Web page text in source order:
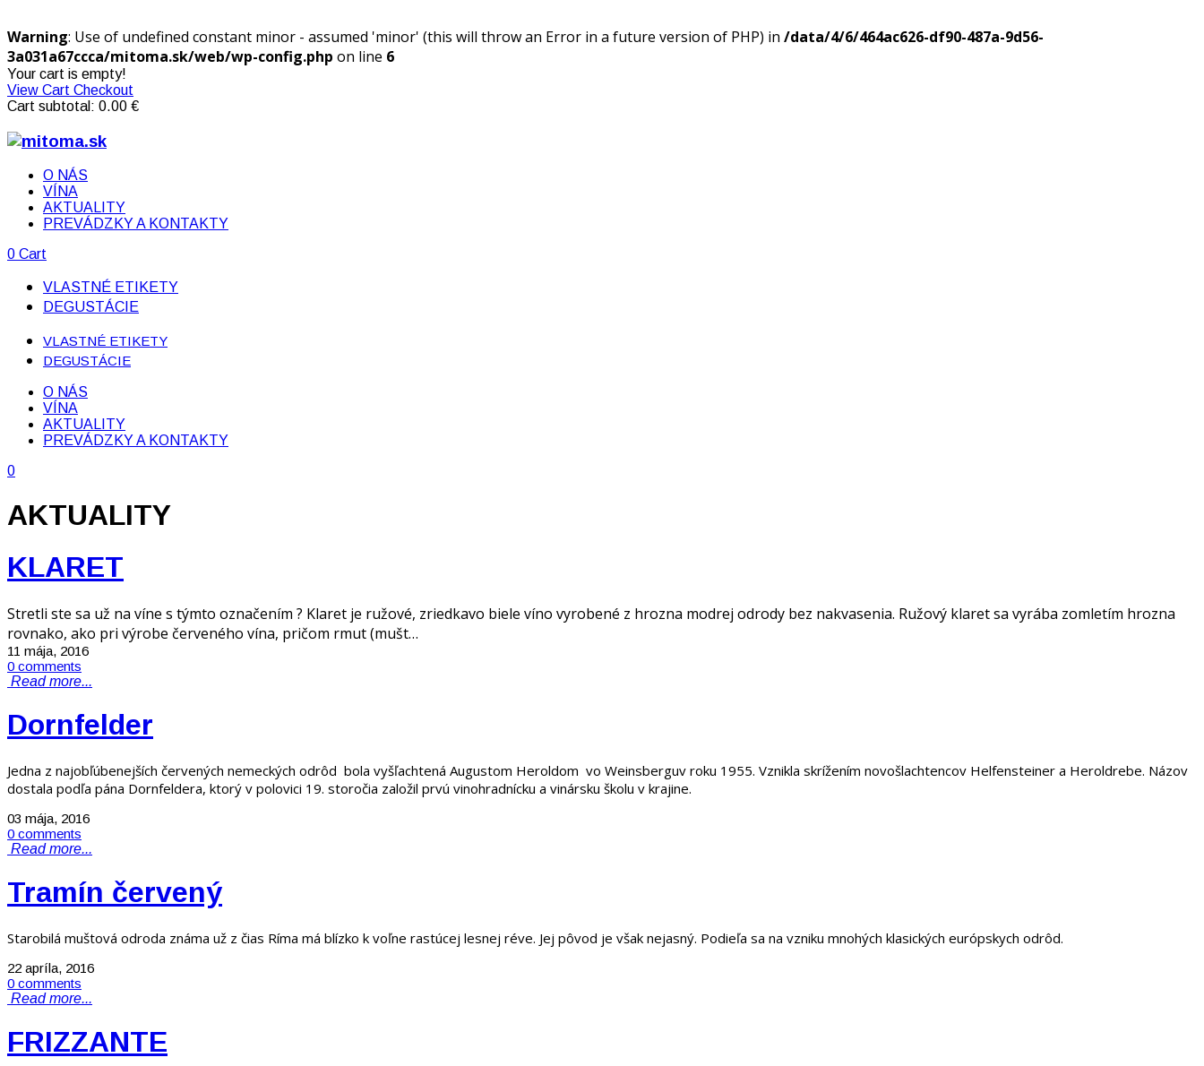
Warning: Use of undefined constant minor - assumed 'minor' (this will throw an Error in a future version of PHP) in /data/4/6/464ac626-df90-487a-9d56-
3a031a67ccca/mitoma.sk/web/wp-config.php on line 6
Your cart is empty!
View Cart Checkout
Cart subtotal: 0.00 €
O NÁS
VÍNA
AKTUALITY
PREVÁDZKY A KONTAKTY
0 Cart
VLASTNÉ ETIKETY
DEGUSTÁCIE
VLASTNÉ ETIKETY
DEGUSTÁCIE
O NÁS
VÍNA
AKTUALITY
PREVÁDZKY A KONTAKTY
0
AKTUALITY
KLARET
Stretli ste sa už na víne s týmto označením ? Klaret je ružové, zriedkavo biele víno vyrobené z hrozna modrej odrody bez nakvasenia. Ružový klaret sa vyrába zomletím hrozna
rovnako, ako pri výrobe červeného vína, pričom rmut (mušt…
11 mája, 2016
0 comments
Read more...
Dornfelder
Jedna z najobľúbenejších červených nemeckých odrôd bola vyšľachtená Augustom Heroldom vo Weinsberguv roku 1955. Vznikla skrížením novošlachtencov Helfensteiner a Heroldrebe. Názov
dostala podľa pána Dornfeldera, ktorý v polovici 19. storočia založil prvú vinohradnícku a vinársku školu v krajine.
03 mája, 2016
0 comments
Read more...
Tramín červený
Starobilá muštová odroda známa už z čias Ríma má blízko k voľne rastúcej lesnej réve. Jej pôvod je však nejasný. Podieľa sa na vzniku mnohých klasických európskych odrôd.
22 apríla, 2016
0 comments
Read more...
FRIZZANTE